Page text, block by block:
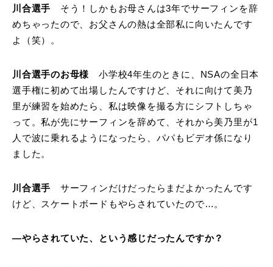
川合選手 そう！しかもお母さんは3年でサーフィンを辞
めちゃったので、お父さんの熱は全部私に向いたんです
よ（笑）。
川合選手のお母様 小学校4年生のときに、NSAの全日本
選手権に初めて出場したんですけど、それに向けて美乃
里が練習を始めたら、私は映像を撮る方にシフトしちゃ
って。私が先にサーフィンを辞めて、それから美乃里が1
人で波に乗れるようになったら、パパもビデオ係になり
ました。
川合選手 サーフィンだけだったらまだよかったんです
けど、スケートボードもやらされていたので…。
―やらされていた、という感じだったんですか？